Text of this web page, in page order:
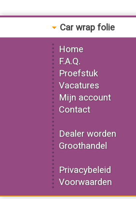
Car wrap folie
Home
F.A.Q.
Proefstuk
Vacatures
Mijn account
Contact
Dealer worden
Groothandel
Privacybeleid
Voorwaarden